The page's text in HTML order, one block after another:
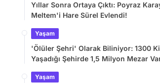
Yıllar Sonra Ortaya Çıktı: Poyraz
Meltem'i Hare Sürel Evlendi!
Yaşam
'Ölüler Şehri' Olarak Biliniyor: 1300
Yaşadığı Şehirde 1,5 Milyon Mezar
Yaşam